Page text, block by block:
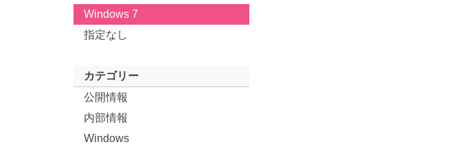
Windows 7
指定なし
カテゴリー
公開情報
内部情報
Windows